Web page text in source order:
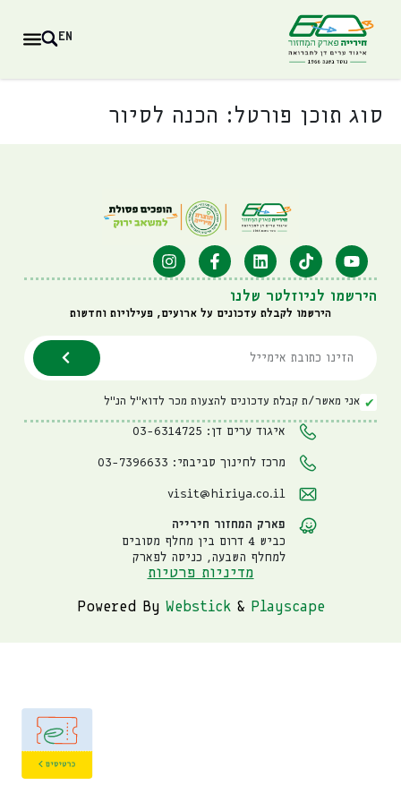
EN
סוג תוכן פורטל: הכנה לסיור
הירשמו לניוזלטר שלנו
הירשמו לקבלת עדכונים על ארועים, פעילויות וחדשות
אני מאשר/ת קבלת עדכונים להצעות מכר לדוא"ל הנ"ל
איגוד ערים דן: 03-6314725
מרכז לחינוך סביבתי: 03-7396633
visit@hiriya.co.il
פארק המחזור חירייה
כביש 4 דרום בין מחלף מסובים
למחלף השבעה, כניסה לפארק
מדיניות פרטיות
Powered By Webstick& Playscape